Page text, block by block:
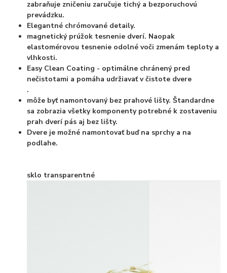
zabraňuje zničeniu zaručuje tichý a bezporuchovú
prevádzku.
Elegantné chrómované detaily.
magnetický prúžok tesnenie dverí. Naopak
elastomérovou tesnenie odolné voči zmenám teploty a
vlhkosti.
Easy Clean Coating - optimálne chránený pred
nečistotami a pomáha udržiavať v čistote dvere
.
môže byť namontovaný bez prahové lišty. Štandardne
sa zobrazia všetky komponenty potrebné k zostaveniu
prah dverí pás aj bez lišty.
Dvere je možné namontovať buď na sprchy a na
podlahe.
sklo transparentné